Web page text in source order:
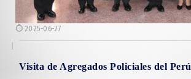
2025-06-27
Visita de Agregados Policiales del Perú